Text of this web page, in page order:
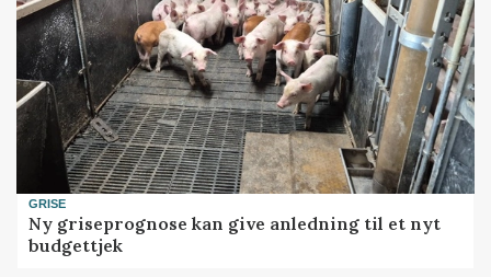
GRISE
Ny griseprognose kan give anledning til et nyt
budgettjek